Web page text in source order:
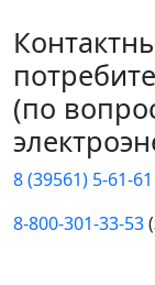
(по
8 (39561) 5-61-61
8-800-301-33-53